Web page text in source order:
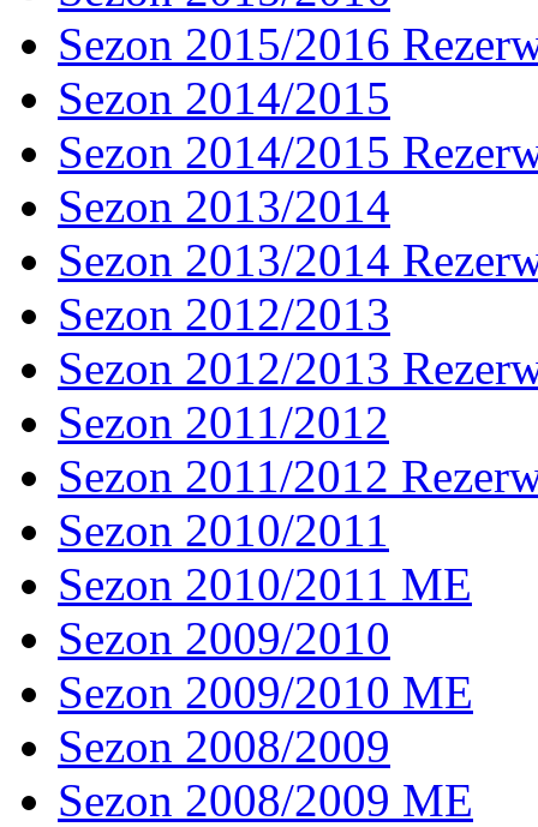
Sezon 2015/2016
Sezon 2014/2015
Sezon 2014/2015
Sezon 2013/2014
Sezon 2013/2014
Sezon 2012/2013
Sezon 2012/2013
Sezon 2011/2012
Sezon 2011/2012
Sezon 2010/2011
Sezon 2010/2011 ME
Sezon 2009/2010
Sezon 2009/2010 ME
Sezon 2008/2009
Sezon 2008/2009 ME